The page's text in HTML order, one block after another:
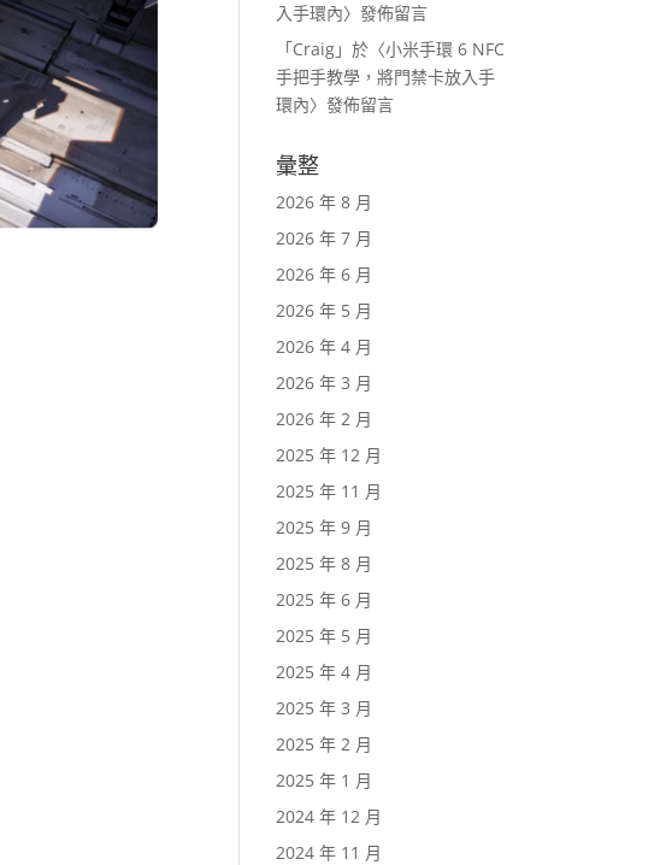
入手環內〉發佈留言
「Craig 」於〈小米手環 6 NFC
手把手教學，將門禁卡放入手
環內〉發佈留言
彙整
2026 年 8 月
2026 年 7 月
2026 年 6 月
2026 年 5 月
2026 年 4 月
2026 年 3 月
2026 年 2 月
2025 年 12 月
2025 年 11 月
2025 年 9 月
2025 年 8 月
2025 年 6 月
2025 年 5 月
2025 年 4 月
2025 年 3 月
2025 年 2 月
2025 年 1 月
2024 年 12 月
2024 年 11 月